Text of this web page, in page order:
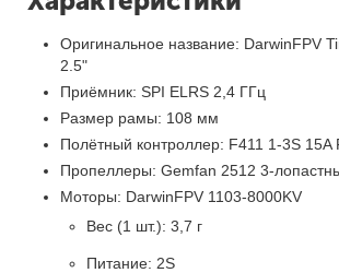
Оригинальное название: DarwinFPV
2.5"
Приёмник: SPI ELRS 2,4 ГГц
Размер рамы: 108 мм
Полётный контроллер: F411 1-3S 15A
Пропеллеры: Gemfan 2512 3-
Моторы: DarwinFPV 1103-8000KV
Вес (1 шт.): 3,7 г
Питание: 2S